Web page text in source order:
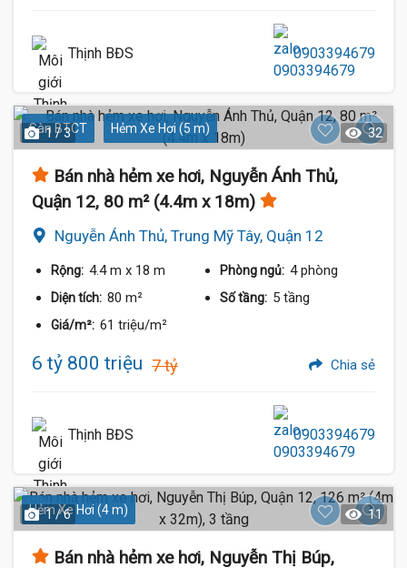
Thịnh BĐS 0903394679
Sàn BTCT Hẻm Xe Hơi (5 m)
1 / 3 32
Bán nhà hẻm xe hơi, Nguyễn Ánh Thủ,
Quận 12, 80 m² (4.4m x 18m)
Nguyễn Ánh Thủ, Trung Mỹ Tây, Quận 12
Rộng: 4.4 m x 18 m Phòng ngủ: 4 phòng
Diện tích: 80 m² Số tầng: 5 tầng
Giá/m²: 61 triệu/m²
6 tỷ 800 triệu 7 tỷ Chia sẻ
Thịnh BĐS 0903394679
Hẻm Xe Hơi (4 m)
1 / 6 11
Bán nhà hẻm xe hơi, Nguyễn Thị Búp,